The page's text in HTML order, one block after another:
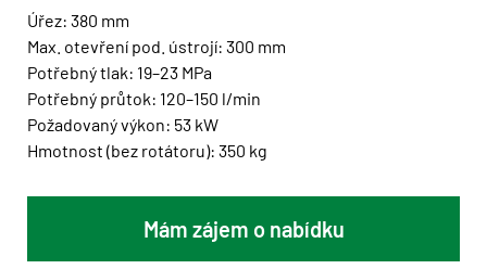
Úřez: 380 mm
Max. otevření pod. ústrojí: 300 mm
Potřebný tlak: 19–23 MPa
Potřebný průtok: 120–150 l/min
Požadovaný výkon: 53 kW
Hmotnost (bez rotátoru): 350 kg
Mám zájem o nabídku